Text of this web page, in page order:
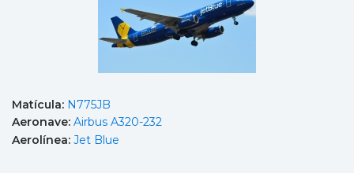
Matícula: N775JB
Aeronave: Airbus A320-232
Aerolínea: Jet Blue